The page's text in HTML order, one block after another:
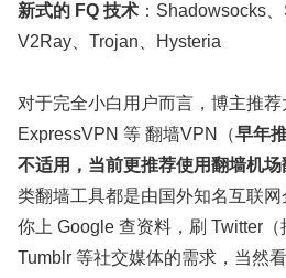
新式的 FQ 技术 ：Shadowsocks
V2Ray、Trojan、Hysteria
对于完全小白用户而言，博主推荐
ExpressVPN 等 翻墙VPN（早年
不适用，当前更推荐使用翻墙机场
类翻墙工具都是由国外知名互联
你上 Google 查资料，刷 Twitter（
Tumblr 等社交媒体的需求，当然